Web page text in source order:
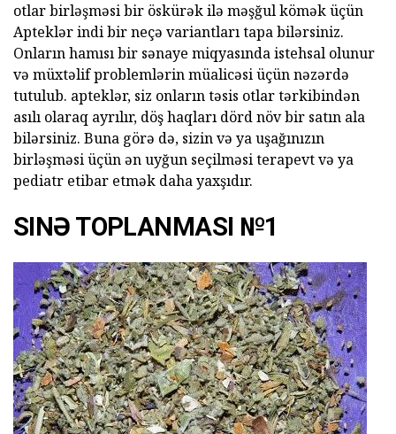
otlar birləşməsi bir öskürək ilə məşğul kömək üçün
Apteklər indi bir neçə variantları tapa bilərsiniz.
Onların hamısı bir sənaye miqyasında istehsal olunur
və müxtəlif problemlərin müalicəsi üçün nəzərdə
tutulub. apteklər, siz onların təsis otlar tərkibindən
asılı olaraq ayrılır, döş haqları dörd növ bir satın ala
bilərsiniz. Buna görə də, sizin və ya uşağınızın
birləşməsi üçün ən uyğun seçilməsi terapevt və ya
pediatr etibar etmək daha yaxşıdır.
SINƏ TOPLANMASI №1